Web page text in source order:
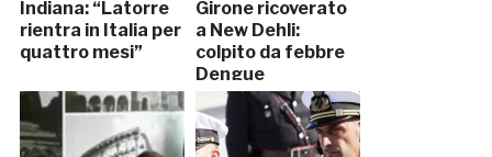
Indiana: “Latorre
rientra in Italia per
quattro mesi”
Girone ricoverato
a New Dehli:
colpito da febbre
Dengue